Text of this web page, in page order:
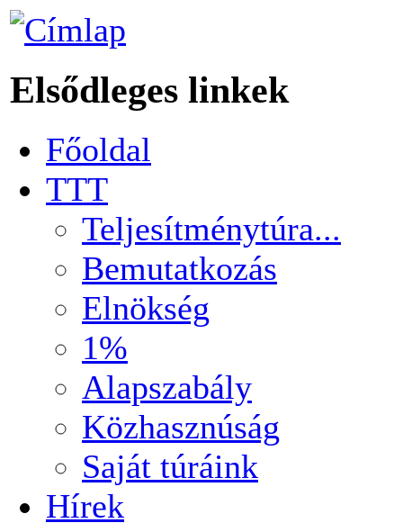
Elsődleges linkek
Főoldal
TTT
Teljesítménytúra...
Bemutatkozás
Elnökség
1%
Alapszabály
Közhasznúság
Saját túráink
Hírek